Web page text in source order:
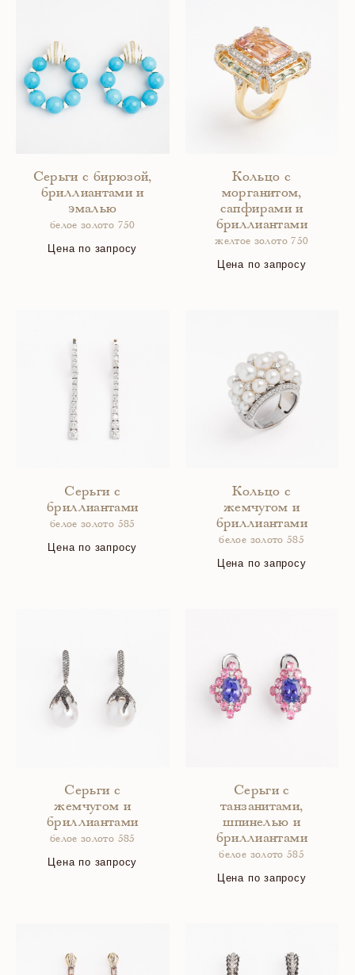
Серьги с бирюзой,
бриллиантами и
эмалью
белое золото 750
Цена по запросу
Кольцо с
морганитом,
сапфирами и
бриллиантами
желтое золото 750
Цена по запросу
Серьги с
бриллиантами
белое золото 585
Цена по запросу
Кольцо с
жемчугом и
бриллиантами
белое золото 585
Цена по запросу
Серьги с
жемчугом и
бриллиантами
белое золото 585
Цена по запросу
Серьги с
танзанитами,
шпинелью и
бриллиантами
белое золото 585
Цена по запросу